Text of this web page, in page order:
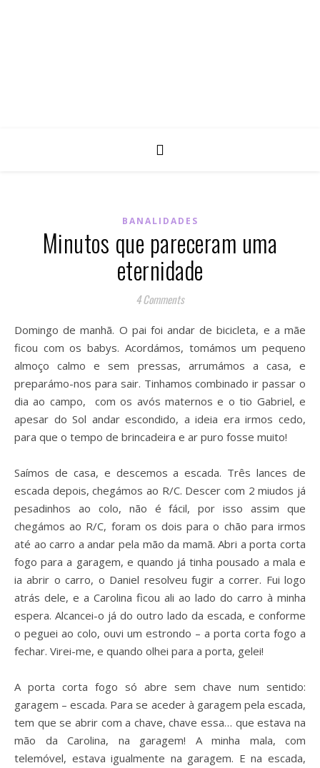
BANALIDADES
Minutos que pareceram uma
eternidade
4 Comments
Domingo de manhã. O pai foi andar de bicicleta, e a mãe
ficou com os babys. Acordámos, tomámos um pequeno
almoço calmo e sem pressas, arrumámos a casa, e
preparámo-nos para sair. Tinhamos combinado ir passar o
dia ao campo, com os avós maternos e o tio Gabriel, e
apesar do Sol andar escondido, a ideia era irmos cedo,
para que o tempo de brincadeira e ar puro fosse muito!
Saímos de casa, e descemos a escada. Três lances de
escada depois, chegámos ao R/C. Descer com 2 miudos já
pesadinhos ao colo, não é fácil, por isso assim que
chegámos ao R/C, foram os dois para o chão para irmos
até ao carro a andar pela mão da mamã. Abri a porta corta
fogo para a garagem, e quando já tinha pousado a mala e
ia abrir o carro, o Daniel resolveu fugir a correr. Fui logo
atrás dele, e a Carolina ficou ali ao lado do carro à minha
espera. Alcancei-o já do outro lado da escada, e conforme
o peguei ao colo, ouvi um estrondo – a porta corta fogo a
fechar. Virei-me, e quando olhei para a porta, gelei!
A porta corta fogo só abre sem chave num sentido:
garagem – escada. Para se aceder à garagem pela escada,
tem que se abrir com a chave, chave essa… que estava na
mão da Carolina, na garagem! A minha mala, com
telemóvel, estava igualmente na garagem. E na escada,